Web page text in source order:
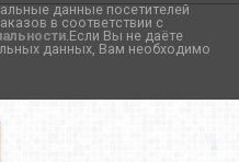
данные посетителей
в соответствии с
.Если Вы не даёте
данных, Вам необходимо